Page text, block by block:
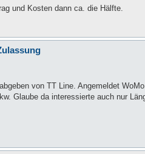
und Kosten dann ca. die Hälfte.
von TT Line. Angemeldet
Glaube da interessierte auch nur